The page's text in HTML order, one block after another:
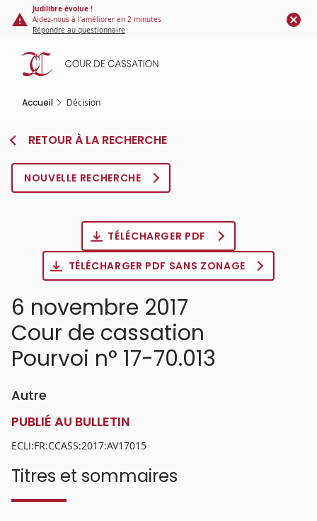
Panneau de gestion des cookies
contenu
principal
Judilibre évolue !
Aidez-nous à l'améliorer en 2 minutes
Répondre au questionnaire
Accueil Décision
RETOUR À LA RECHERCHE
NOUVELLE RECHERCHE
TÉLÉCHARGER PDF
TÉLÉCHARGER PDF SANS ZONAGE
6 novembre 2017
Cour de cassation
Pourvoi n° 17-70.013
Autre
PUBLIÉ AU BULLETIN
ECLI:FR:CCASS:2017:AV17015
Titres et sommaires